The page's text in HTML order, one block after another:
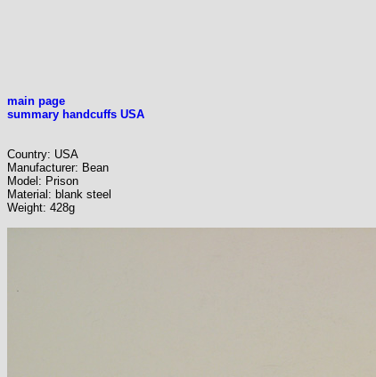
main page
summary handcuffs USA
Country: USA
Manufacturer: Bean
Model: Prison
Material: blank steel
Weight: 428g